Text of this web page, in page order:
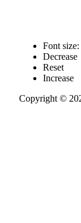
Font size:
Decrease
Reset
Increase
Copyright ©